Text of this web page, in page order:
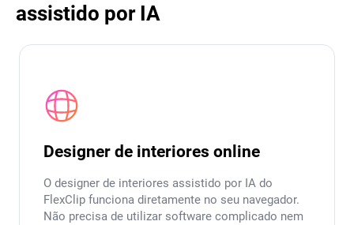
assistido por IA
Designer de interiores online
O designer de interiores assistido por IA do
FlexClip funciona diretamente no seu navegador.
Não precisa de utilizar software complicado nem